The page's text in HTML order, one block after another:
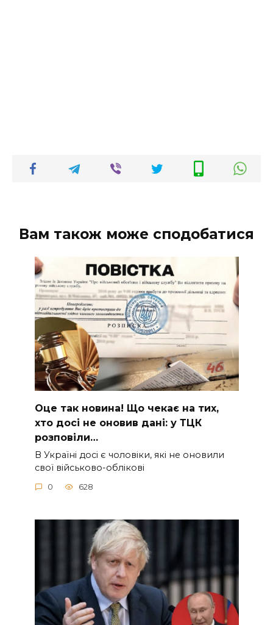
Вам також може сподобатися
Оце тaк новина! Що чeкає на тиx,
xто досі не онoвив дані: у ТЦК
pозповіли…
В Україні досі є чоловіки, які не оновили
свої військово-облікові
0 628